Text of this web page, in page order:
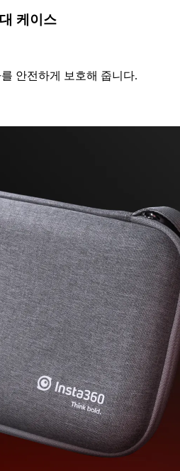
케이스
안전하게 보호해 줍니다.